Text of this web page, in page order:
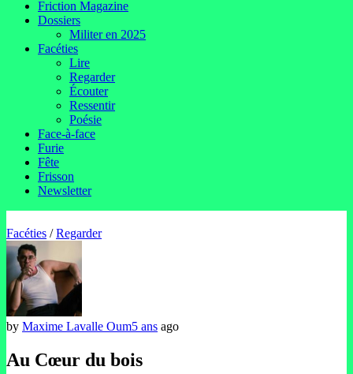
Friction Magazine
Dossiers
Militer en 2025
Facéties
Lire
Regarder
Écouter
Ressentir
Poésie
Face-à-face
Furie
Fête
Frisson
Newsletter
Facéties /Regarder
by Maxime Lavalle Oum5 ans ago
Au Cœur du bois